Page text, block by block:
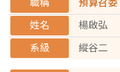
預算召委
楊啟弘
縱谷二